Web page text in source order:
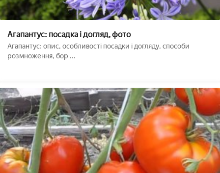
Агапантус: посадка і догляд, фото
Агапантус: опис, особливості посадки і догляду, способи
розмноження, бор ...